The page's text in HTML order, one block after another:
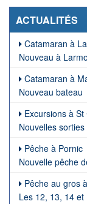
ACTUALITÉS
Catamaran à
Nouveau à
Catamaran à
Nouveau bateau
Excursions à
Nouvelles
Pêche à Pornic
Nouvelle pêche
Pêche au gros
Les 12, 13, 14 et